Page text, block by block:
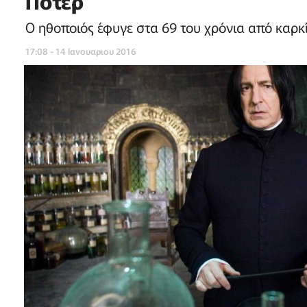
Ο ηθοποιός έφυγε στα 69 του χρόνια από
17:08 - 14 Ιανουαριου 2016